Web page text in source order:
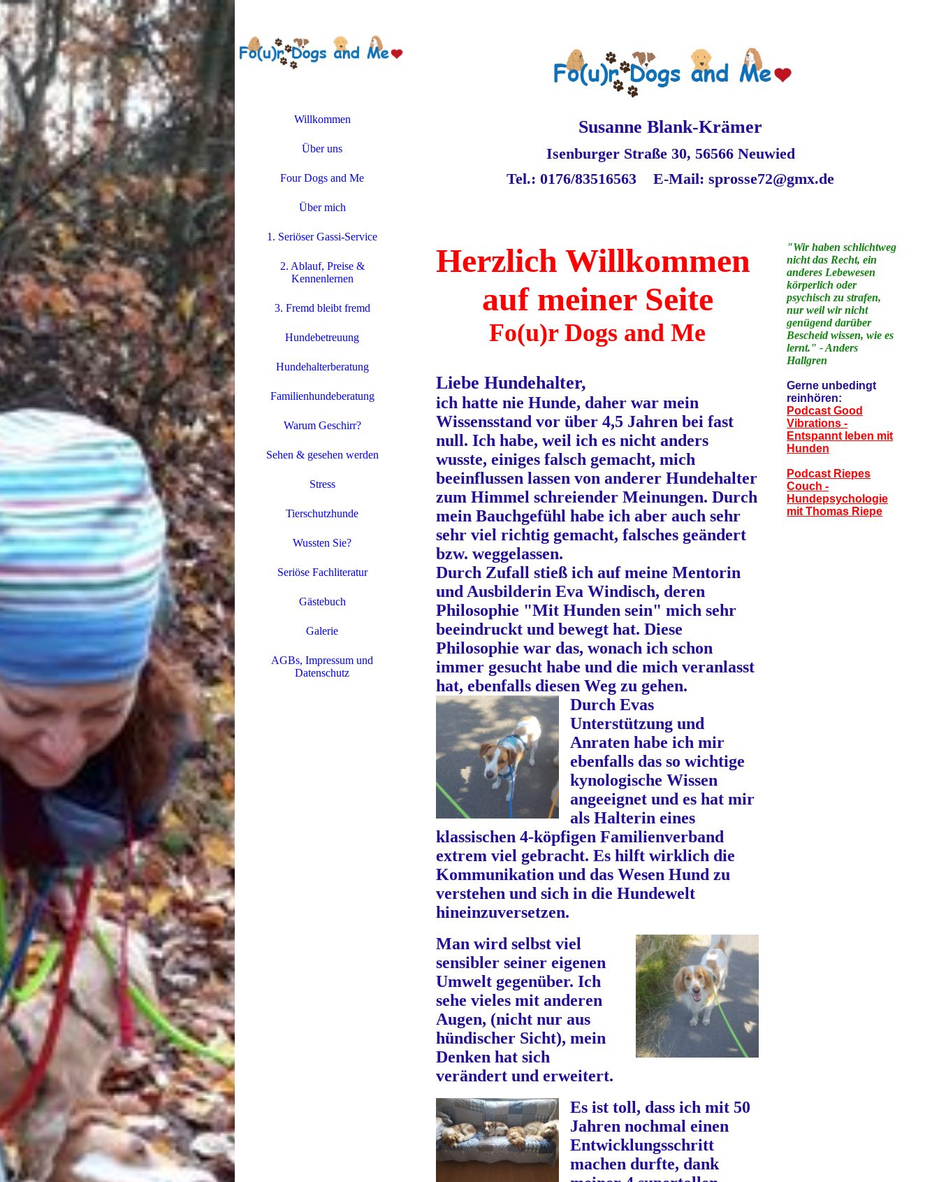
Willkommen
Über uns
Four Dogs and Me
Über mich
1. Seriöser Gassi-Service
2. Ablauf, Preise &
Kennenlernen
3. Fremd bleibt fremd
Hundebetreuung
Hundehalterberatung
Familienhundeberatung
Warum Geschirr?
Sehen & gesehen werden
Stress
Tierschutzhunde
Wussten Sie?
Seriöse Fachliteratur
Gästebuch
Galerie
AGBs, Impressum und
Datenschutz
Susanne Blank-Krämer
Isenburger Straße 30, 56566 Neuwied
Tel.: 0176/83516563E-Mail: sprosse72@gmx.de
Herzlich Willkommen
auf meiner Seite
Fo(u)r Dogs and Me
Liebe Hundehalter,
ich hatte nie Hunde, daher war mein
Wissensstand vor über 4,5 Jahren bei fast
null. Ich habe, weil ich es nicht anders
wusste, einiges falsch gemacht, mich
beeinflussen lassen von anderer Hundehalter
zum Himmel schreiender Meinungen. Durch
mein Bauchgefühl habe ich aber auch sehr
sehr viel richtig gemacht, falsches geändert
bzw. weggelassen.
Durch Zufall stieß ich auf meine Mentorin
und Ausbilderin Eva Windisch, deren
Philosophie "Mit Hunden sein" mich sehr
beeindruckt und bewegt hat. Diese
Philosophie war das, wonach ich schon
immer gesucht habe und die mich veranlasst
hat, ebenfalls diesen Weg zu gehen.
Durch Evas
Unterstützung und
Anraten habe ich mir
ebenfalls das so wichtige
kynologische Wissen
angeeignet und es hat mir
als Halterin eines
klassischen 4-köpfigen Familienverband
extrem viel gebracht. Es hilft wirklich die
Kommunikation und das Wesen Hund zu
verstehen und sich in die Hundewelt
hineinzuversetzen.
Man wird selbst viel
sensibler seiner eigenen
Umwelt gegenüber. Ich
sehe vieles mit anderen
Augen, (nicht nur aus
hündischer Sicht), mein
Denken hat sich
verändert und erweitert.
Es ist toll, dass ich mit 50
Jahren nochmal einen
Entwicklungsschritt
machen durfte, dank
"Wir haben schlichtweg
nicht das Recht, ein
anderes Lebewesen
körperlich oder
psychisch zu strafen,
nur weil wir nicht
genügend darüber
Bescheid wissen, wie es
lernt." - Anders
Hallgren
Gerne unbedingt
reinhören:
Podcast Good
Vibrations -
Entspannt leben mit
Hunden
Podcast Riepes
Couch -
Hundepsychologie
mit Thomas Riepe